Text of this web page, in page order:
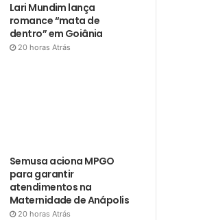
Lari Mundim lança
romance “mata de
dentro” em Goiânia
20 horas Atrás
Semusa aciona MPGO
para garantir
atendimentos na
Maternidade de Anápolis
20 horas Atrás